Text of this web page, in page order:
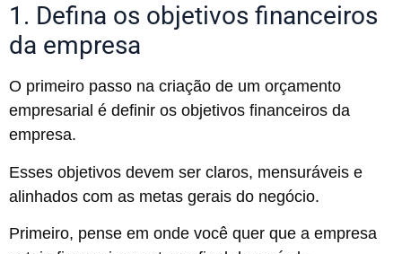
1. Defina os objetivos financeiros
da empresa
O primeiro passo na criação de um orçamento
empresarial é definir os objetivos financeiros da
empresa.
Esses objetivos devem ser claros, mensuráveis e
alinhados com as metas gerais do negócio.
Primeiro, pense em onde você quer que a empresa